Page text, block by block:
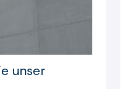
unser